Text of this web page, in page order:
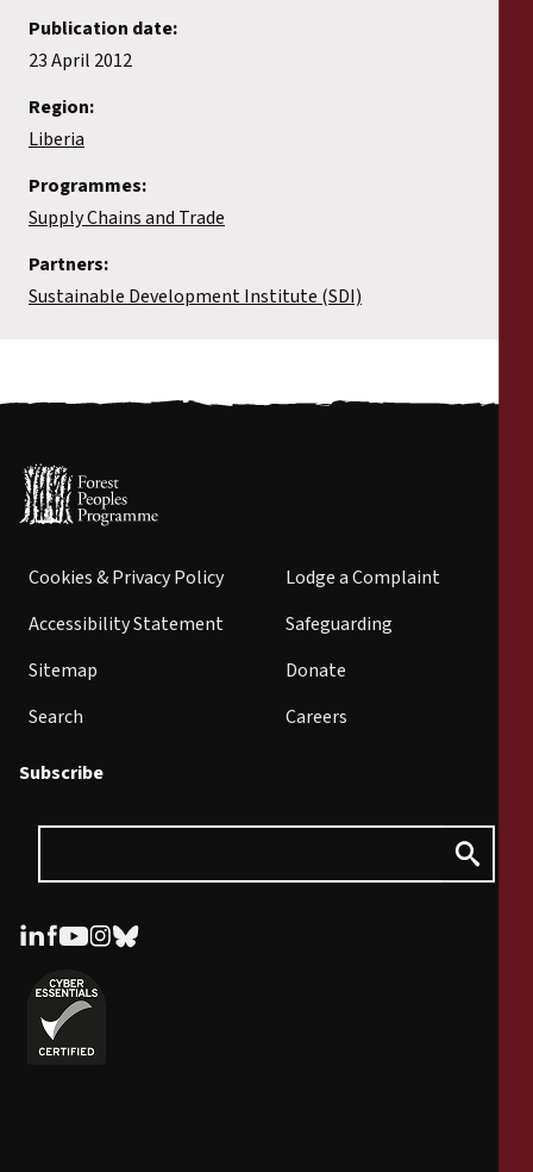
Publication date:
23 April 2012
Region:
Liberia
Programmes:
Supply Chains and Trade
Partners:
Sustainable Development Institute (SDI)
Cookies & Privacy Policy
Accessibility Statement
Sitemap
Search
Lodge a Complaint
Safeguarding
Donate
Careers
Subscribe